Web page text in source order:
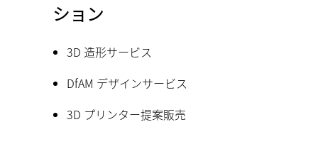
ション
3D 造形サービス
DfAM デザインサービス
3D プリンター提案販売